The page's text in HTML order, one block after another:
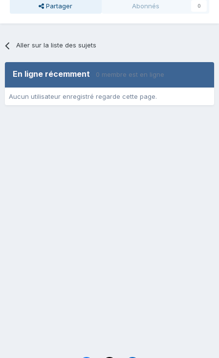
Partager Abonnés 0
Aller sur la liste des sujets
En ligne récemment 0 membre est en ligne
Aucun utilisateur enregistré regarde cette page.